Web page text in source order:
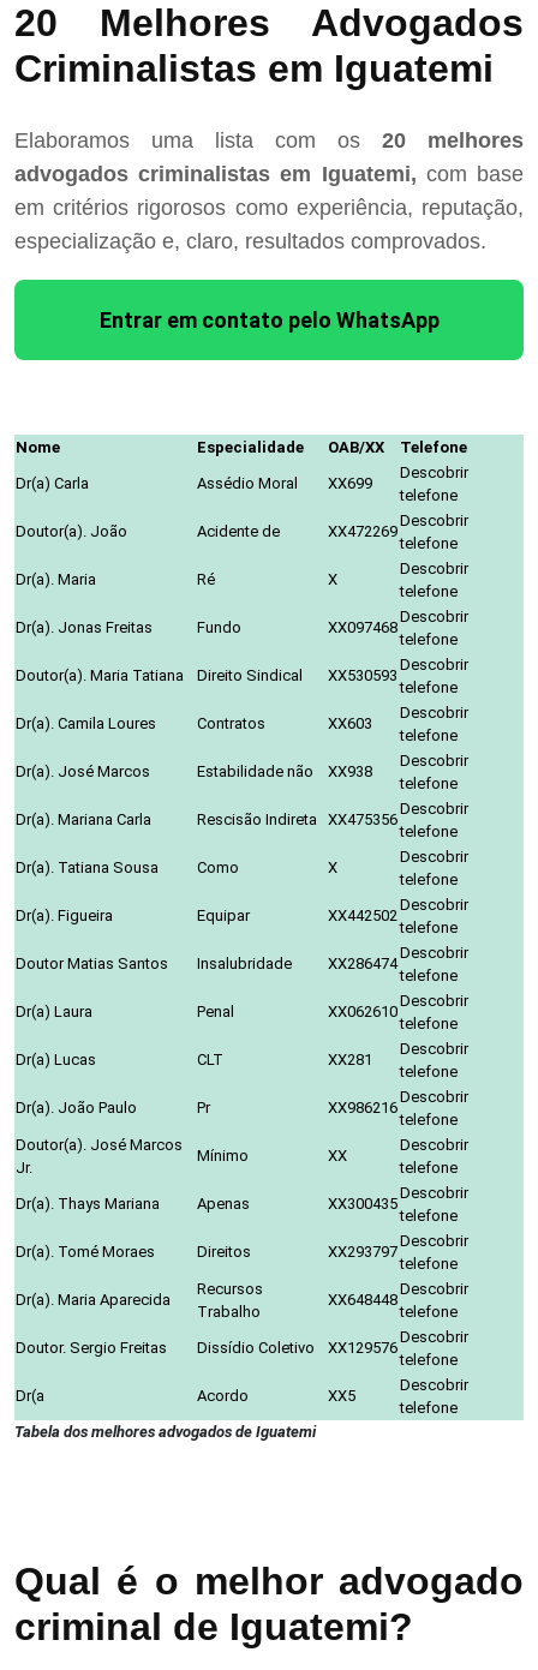
20 Melhores Advogados
Criminalistas em Iguatemi
Elaboramos uma lista com os 20 melhores
advogados criminalistas em Iguatemi, com base
em critérios rigorosos como experiência, reputação,
especialização e, claro, resultados comprovados.
Entrar em contato pelo WhatsApp
Nome Especialidade OAB/XX
Telefone
Dr(a) Carla
Assédio Moral XX699
Descobrir
telefone
Doutor(a). João
Acidente de XX472269
Descobrir
telefone
Dr(a). Maria
Ré X
Descobrir
telefone
Dr(a). Jonas Freitas
Fundo XX097468
Descobrir
telefone
Doutor(a). Maria Tatiana
Direito Sindical XX530593
Descobrir
telefone
Dr(a). Camila Loures
Contratos XX603
Descobrir
telefone
Dr(a). José Marcos
Estabilidade não XX938
Descobrir
telefone
Dr(a). Mariana Carla
Rescisão Indireta XX475356
Descobrir
telefone
Dr(a). Tatiana Sousa
Como X
Descobrir
telefone
Dr(a). Figueira
Equipar XX442502
Descobrir
telefone
Doutor Matias Santos
Insalubridade XX286474
Descobrir
telefone
Dr(a) Laura
Penal XX062610
Descobrir
telefone
Dr(a) Lucas
CLT XX281
Descobrir
telefone
Dr(a). João Paulo
Pr XX986216
Descobrir
telefone
Doutor(a). José Marcos
Jr.
Mínimo XX
Descobrir
telefone
Dr(a). Thays Mariana
Apenas XX300435
Descobrir
telefone
Dr(a). Tomé Moraes
Direitos XX293797
Descobrir
telefone
Dr(a). Maria Aparecida
Recursos
Trabalho
XX648448
Descobrir
telefone
Doutor. Sergio Freitas
Dissídio Coletivo XX129576
Descobrir
telefone
Dr(a
Acordo XX5
Descobrir
telefone
Tabela dos melhores advogados de Iguatemi
Qual é o melhor advogado
criminal de Iguatemi?